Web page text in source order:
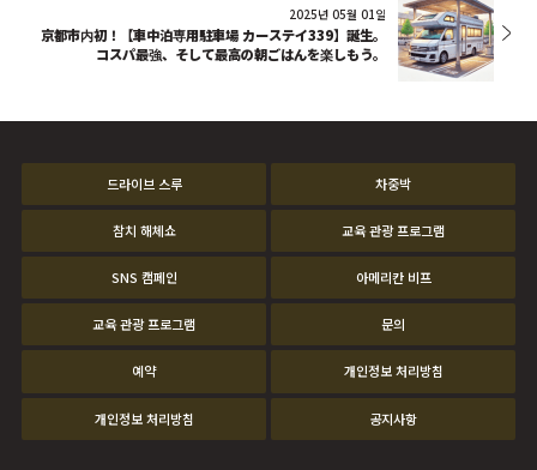
2025년 05월 01일
京都市内初！【車中泊専用駐車場 カーステイ339】誕生。
コスパ最強、そして最高の朝ごはんを楽しもう。
드라이브 스루 차중박
참치 해체쇼 교육 관광 프로그램
SNS 캠페인 아메리칸 비프
교육 관광 프로그램 문의
예약 개인정보 처리방침
개인정보 처리방침 공지사항